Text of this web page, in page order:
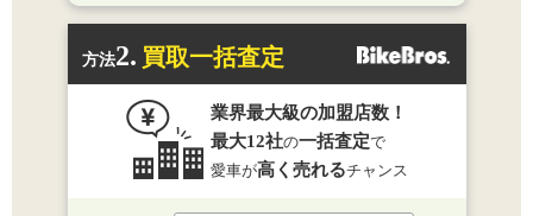
方法2. 買取一括査定
業界最大級の加盟店数！
最大12社の一括査定で
愛車が高く売れるチャンス